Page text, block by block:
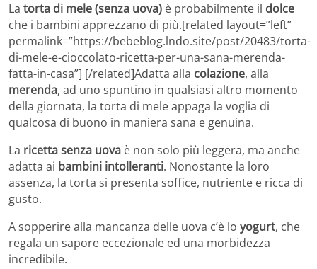
La torta di mele (senza uova) è probabilmente il dolce
che i bambini apprezzano di più.[related layout=”left”
permalink=”https://bebeblog.lndo.site/post/20483/torta-
di-mele-e-cioccolato-ricetta-per-una-sana-merenda-
fatta-in-casa”] [/related]Adatta alla colazione, alla
merenda, ad uno spuntino in qualsiasi altro momento
della giornata, la torta di mele appaga la voglia di
qualcosa di buono in maniera sana e genuina.
La ricetta senza uova è non solo più leggera, ma anche
adatta ai bambini intolleranti. Nonostante la loro
assenza, la torta si presenta soffice, nutriente e ricca di
gusto.
A sopperire alla mancanza delle uova c’è lo yogurt, che
regala un sapore eccezionale ed una morbidezza
incredibile.